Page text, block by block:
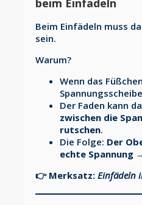
Beim Einfädeln muss
sein.
Warum?
Wenn das Füßchen
Der Faden kann
zwischen die
rutschen.
Die Folge: Der
echte Spannung
👉 Merksatz: Einfädeln